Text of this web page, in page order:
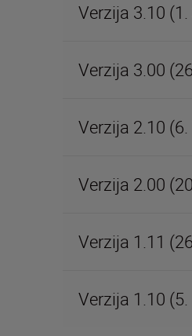
Verzija 3.10
Verzija 3.00
Verzija 2.10
Verzija 2.00
Verzija 1.11
Verzija 1.10